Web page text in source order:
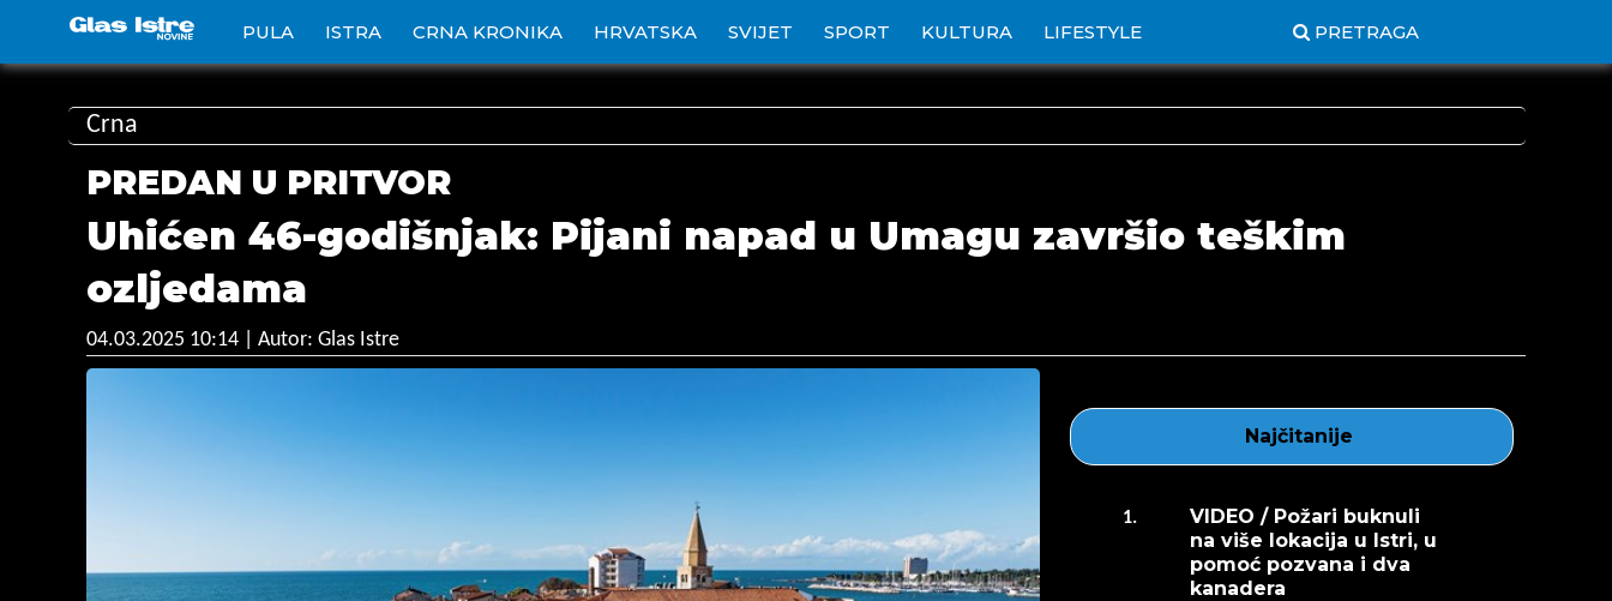
PULA ISTRA CRNA KRONIKA HRVATSKA SVIJET SPORT KULTURA LIFESTYLE PRETRAGA
Crna
PREDAN U PRITVOR
Uhićen 46-godišnjak: Pijani napad u Umagu završio teškim
ozljedama
04.03.2025 10:14 | Autor: Glas Istre
Najčitanije
1.
VIDEO / Požari buknuli
na više lokacija u Istri, u
pomoć pozvana i dva
kanadera